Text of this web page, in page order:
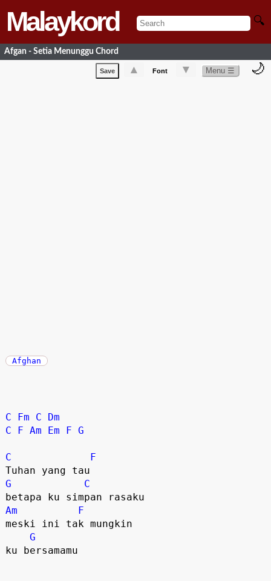
Malaykord 🔍
Afgan - Setia Menunggu Chord
Save ▲ Font ▼ Menu ☰ 🌙
Afghan
C Fm C
Dm
C
F Am Em F G
C
F
Tuhan yang tau
G
C
betapa ku simpan rasaku
Am
F
meski ini tak mungkin
G
ku bersamamu